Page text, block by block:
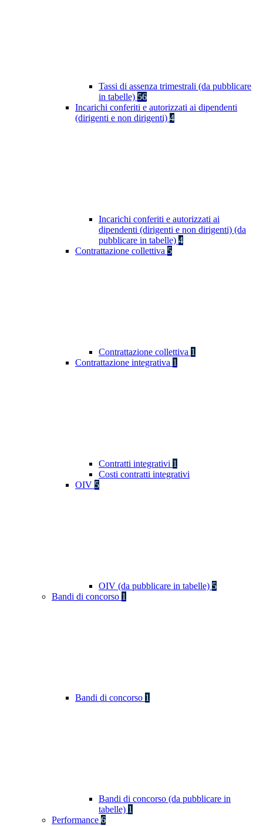
Tassi di assenza trimestrali (da pubblicare
in tabelle) 56
Incarichi conferiti e autorizzati ai dipendenti
(dirigenti e non dirigenti) 4
Incarichi conferiti e autorizzati ai
dipendenti (dirigenti e non dirigenti) (da
pubblicare in tabelle) 4
Contrattazione collettiva 5
Contrattazione collettiva 1
Contrattazione integrativa 1
Contratti integrativi 1
Costi contratti integrativi
OIV 5
OIV (da pubblicare in tabelle) 5
Bandi di concorso 1
Bandi di concorso 1
Bandi di concorso (da pubblicare in
tabelle) 1
Performance 6